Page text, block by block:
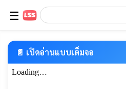
☰
📄 เปิดอ่านแบบเต็มจอ